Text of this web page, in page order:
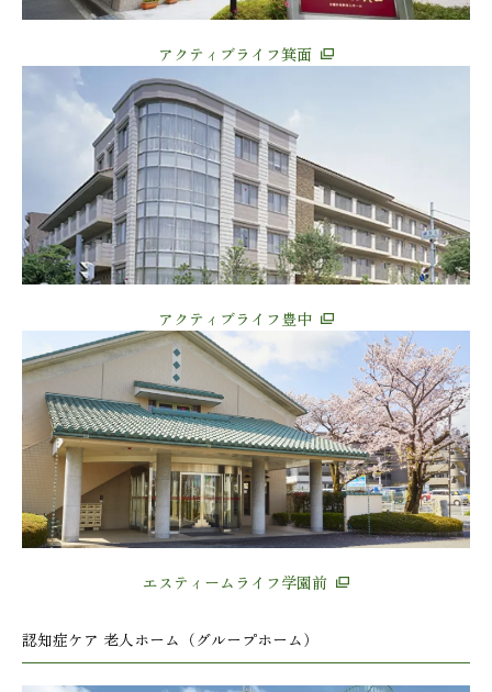
アクティブライフ箕面
アクティブライフ豊中
エスティームライフ学園前
認知症ケア 老人ホーム（グループホーム）